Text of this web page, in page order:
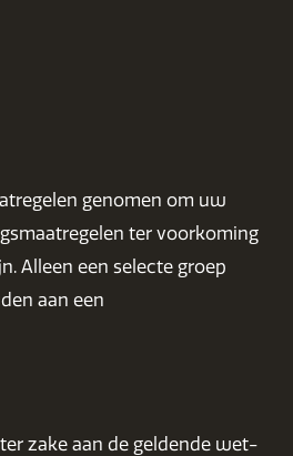
genomen om uw
ter voorkoming
Alleen een selecte groep
aan een
zake aan de geldende wet-